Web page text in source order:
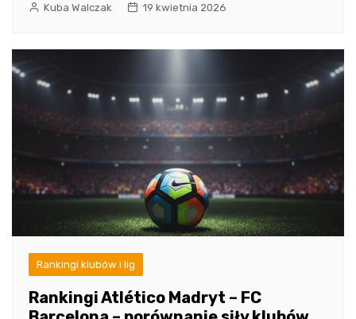
Kuba Walczak 19 kwietnia 2026
Rankingi klubów i lig
Rankingi Atlético Madryt – FC